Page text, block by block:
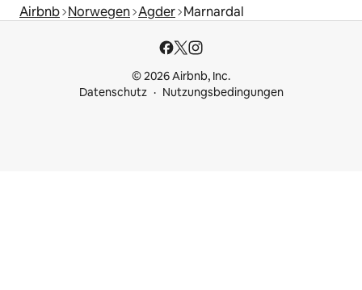
Airbnb Norwegen Agder Marnardal
© 2026 Airbnb, Inc.
Datenschutz
Nutzungsbedingungen